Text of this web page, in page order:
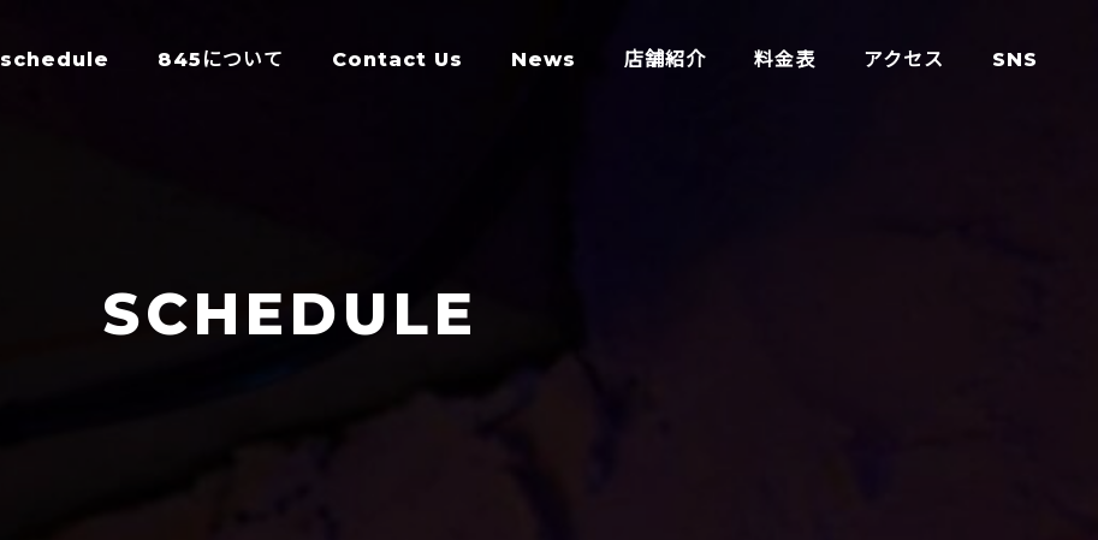
schedule 845について Contact Us News 店舗紹介 料金表 アクセス SNS
SCHEDULE